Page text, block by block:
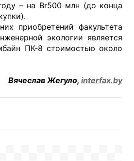
– на Br500 млн (до конца
приобретений факультета
экологии является
ПК-8 стоимостью около
Вячеслав Жегуло, interfax.by